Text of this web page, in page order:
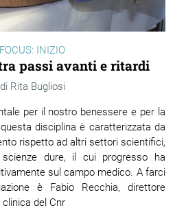
FOCUS: INIZIO
passi avanti e ritardi
Rita Bugliosi
per il nostro benessere e per la
disciplina è caratterizzata da
rispetto ad altri settori scientifici,
dure, il cui progresso ha
sul campo medico. A farci
è Fabio Recchia, direttore
del Cnr